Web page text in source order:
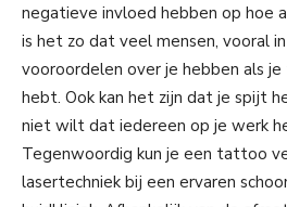
negatieve invloed hebben op hoe
is het zo dat veel mensen, vooral
vooroordelen over je hebben als
hebt. Ook kan het zijn dat je spijt
niet wilt dat iedereen op je werk
Tegenwoordig kun je een tattoo
lasertechniek bij een ervaren